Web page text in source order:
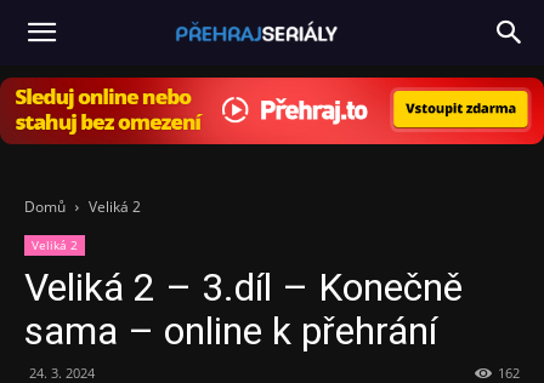
PřehrajSeriály.cz
Domů Veliká 2
Veliká 2
Veliká 2 – 3.díl – Konečně
sama – online k přehrání
24. 3. 2024 162